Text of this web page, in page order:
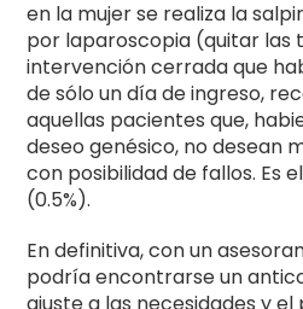
en la mujer se realiza la
por laparoscopia (quitar las
intervención cerrada que
de sólo un día de ingreso,
aquellas pacientes que,
deseo genésico, no desean
con posibilidad de fallos. Es
(0.5%).
En definitiva, con un
podría encontrarse un
ajuste a las necesidades y